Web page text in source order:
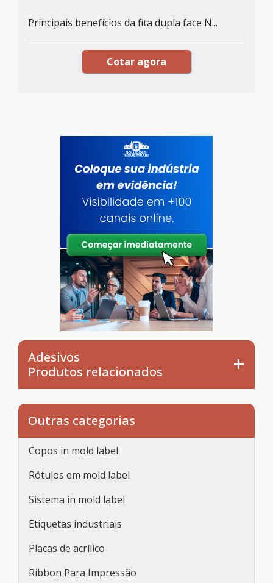
Principais benefícios da fita dupla face N...
Cotar agora
Adesivos
Produtos relacionados
Outras categorias
Copos in mold label
Rótulos em mold label
Sistema in mold label
Etiquetas industriais
Placas de acrílico
Ribbon Para Impressão